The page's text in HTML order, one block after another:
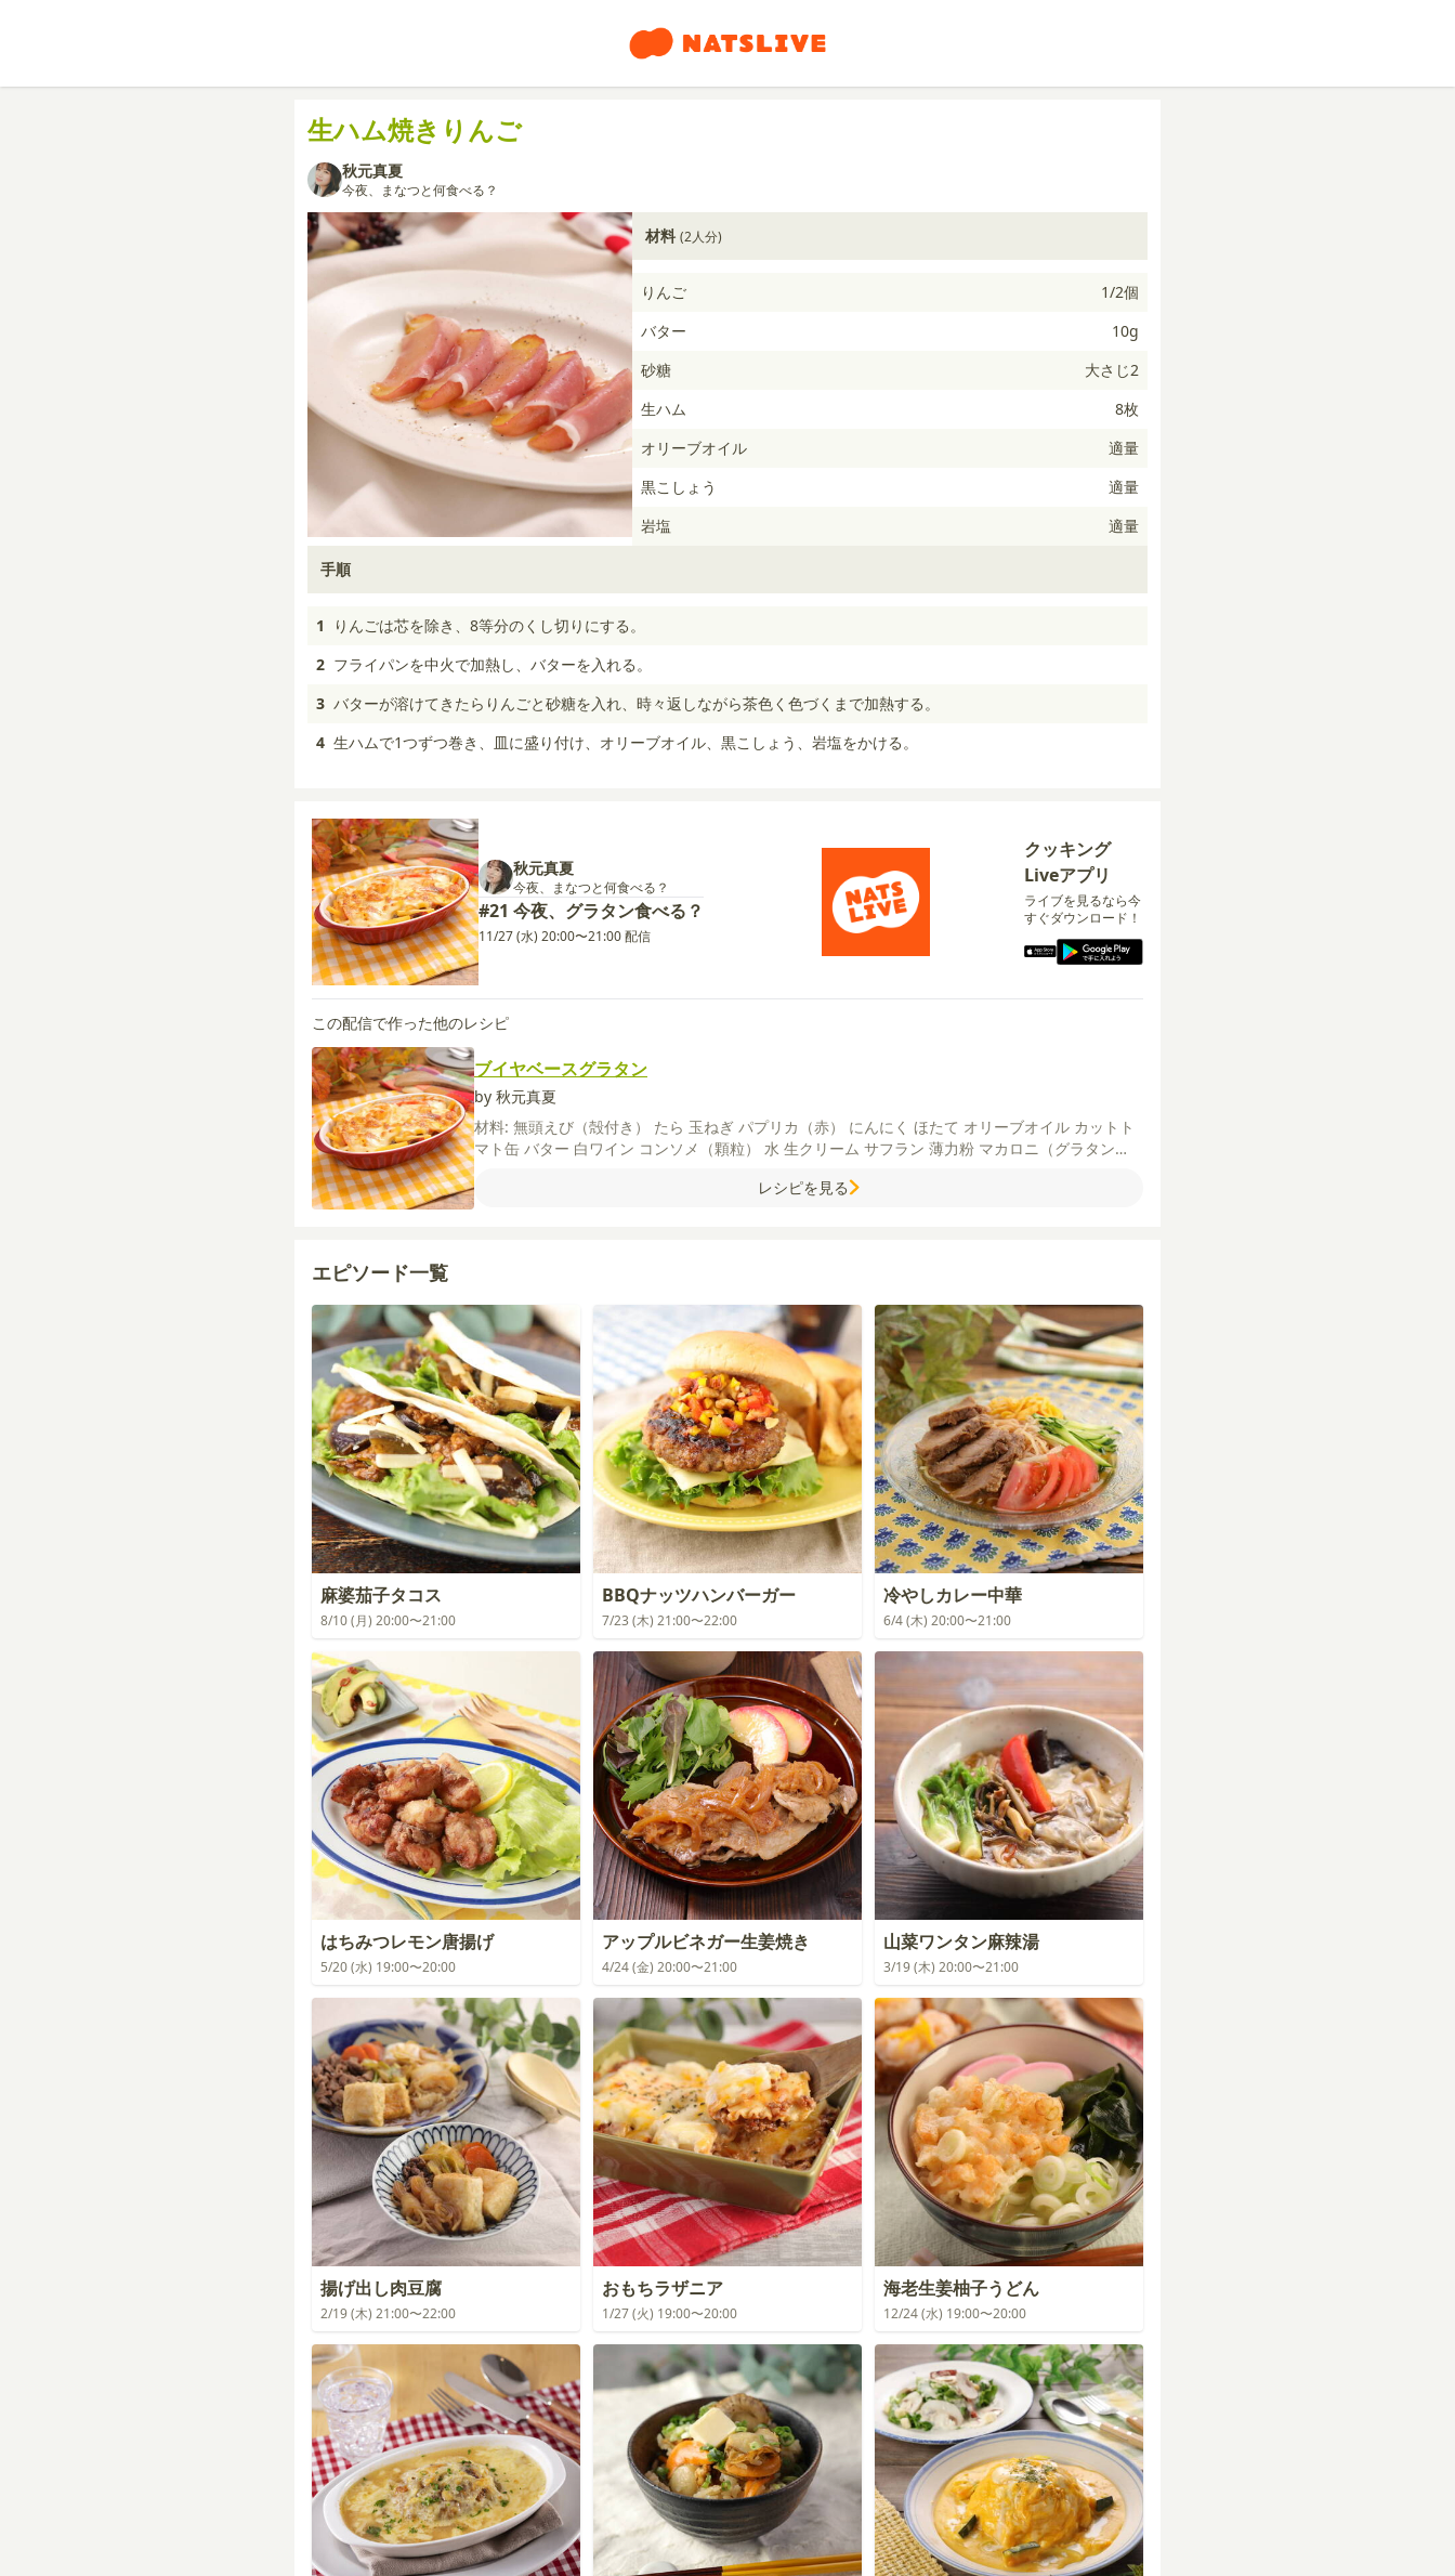
生ハム焼きりんご
秋元真夏
今夜、まなつと何食べる？
材料 (2人分)
りんご
1/2個
バター
10g
砂糖
大さじ2
生ハム
8枚
オリーブオイル
適量
黒こしょう
適量
岩塩
適量
手順
1
りんごは芯を除き、8等分のくし切りにする。
2 フライパンを中火で加熱し、バターを入れる。
3 バターが溶けてきたらりんごと砂糖を入れ、時々返しながら茶色く色づくまで加熱する。
4 生ハムで1つずつ巻き、皿に盛り付け、オリーブオイル、黒こしょう、岩塩をかける。
秋元真夏
今夜、まなつと何食べる？
#21 今夜、グラタン食べる？
11/27 (水) 20:00〜21:00 配信
クッキング
Liveアプリ
ライブを見るなら今
すぐダウンロード！
この配信で作った他のレシピ
ブイヤベースグラタン
by 秋元真夏
材料: 無頭えび（殻付き） たら 玉ねぎ パプリカ（赤） にんにく ほたて オリーブオイル カットト
マト缶 バター 白ワイン コンソメ（顆粒） 水 生クリーム サフラン 薄力粉 マカロニ（グラタン
レシピを見る
エピソード一覧
麻婆茄子タコス
8/10 (月) 20:00〜21:00
BBQナッツハンバーガー
7/23 (木) 21:00〜22:00
冷やしカレー中華
6/4 (木) 20:00〜21:00
はちみつレモン唐揚げ
5/20 (水) 19:00〜20:00
アップルビネガー生姜焼き
4/24 (金) 20:00〜21:00
山菜ワンタン麻辣湯
3/19 (木) 20:00〜21:00
揚げ出し肉豆腐
2/19 (木) 21:00〜22:00
おもちラザニア
1/27 (火) 19:00〜20:00
海老生姜柚子うどん
12/24 (水) 19:00〜20:00